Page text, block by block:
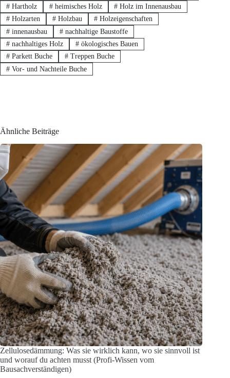
#Hartholz #heimisches Holz # Holz im Innenausbau
#Holzarten #Holzbau # Holzeigenschaften
#innenausbau #nachhaltige Baustoffe
#nachhaltiges Holz #ökologisches Bauen
#Parkett Buche #Treppen Buche
#Vor- und Nachteile Buche
Ähnliche Beiträge
Zellulosedämmung: Was sie wirklich kann, wo sie sinnvoll ist
und worauf du achten musst (Profi-Wissen vom
Bausachverständigen)